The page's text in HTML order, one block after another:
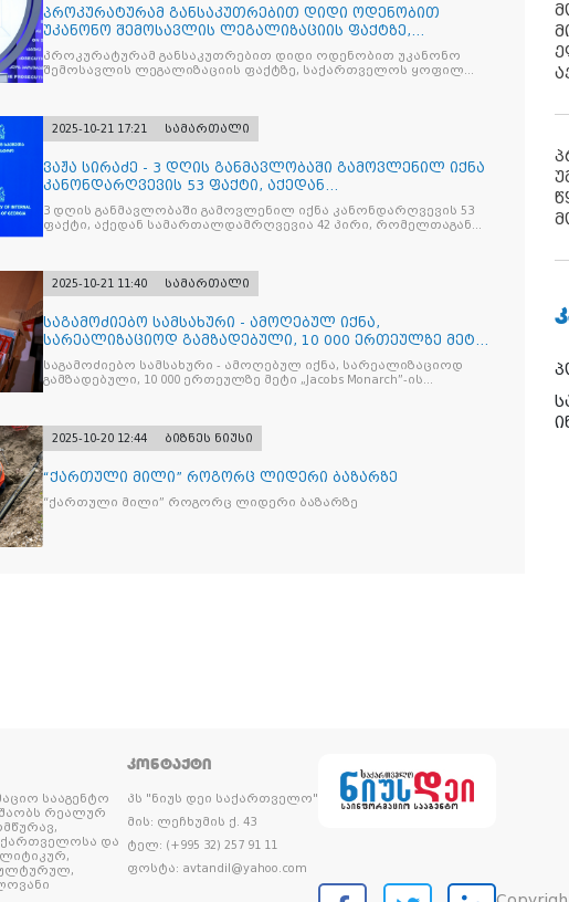
პროკურატურამ განსაკუთრებით დიდი ოდენობით
უკანონო შემოსავლის ლეგალიზაციის ფაქტზე,
საქართველოს ყოფილ პ
პროკურატურამ განსაკუთრებით დიდი ოდენობით უკანონო
შემოსავლის ლეგალიზაციის ფაქტზე, საქართველოს ყოფილ
2025-10-21 17:21 სამართალი
ვაჟა სირაძე - 3 დღის განმავლობაში გამოვლენილ იქნა
კანონდარღვევის 53 ფაქტი, აქედან
სამართალდამრღვევია
3 დღის განმავლობაში გამოვლენილ იქნა კანონდარღვევის 53
ფაქტი, აქედან სამართალდამრღვევია 42 პირი, რომელთაგან
2025-10-21 11:40 სამართალი
საგამოძიებო სამსახური - ამოღებულ იქნა,
სარეალიზაციოდ გამზადებული, 10 000 ერთეულზე მეტი
„Jacobs Monar
საგამოძიებო სამსახური - ამოღებულ იქნა, სარეალიზაციოდ
გამზადებული, 10 000 ერთეულზე მეტი „Jacobs Monarch”-ის
2025-10-20 12:44
ბიზნეს ნიუსი
“ქართული მილი” როგორც ლიდერი ბაზარზე
“ქართული მილი” როგორც ლიდერი ბაზარზე
სააგენტო
რეალურ
და
ᲙᲝᲜᲢᲐᲥᲢᲘ
პს "ნიუს დეი საქართველო"
მის: ლეჩხუმის ქ. 43
ტელ: (+995 32) 257 91 11
ფოსტა: avtandil@yahoo.com